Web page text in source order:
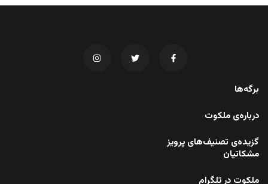
برگه‌ها
درباره‌ی ملکوت
گزیده‌ی تصنیف‌های پرویز
مشکاتیان
ملکوت در تلگرام